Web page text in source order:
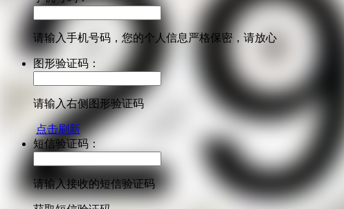
请输入手机号码，您的个人信息严格保密，请放心
图形验证码：
请输入右侧图形验证码
点击刷新
短信验证码：
请输入接收的短信验证码